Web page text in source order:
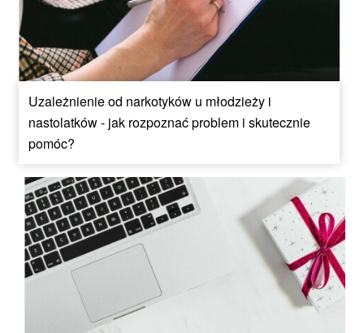
Uzależnienie od narkotyków u młodzieży i
nastolatków - jak rozpoznać problem i skutecznie
pomóc?